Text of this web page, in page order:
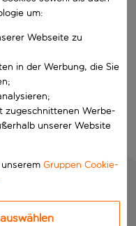
um:
Webseite zu
in der Werbung, die Sie
zugeschnittenen Werbe-
unserer Website
Gruppen Cookie-